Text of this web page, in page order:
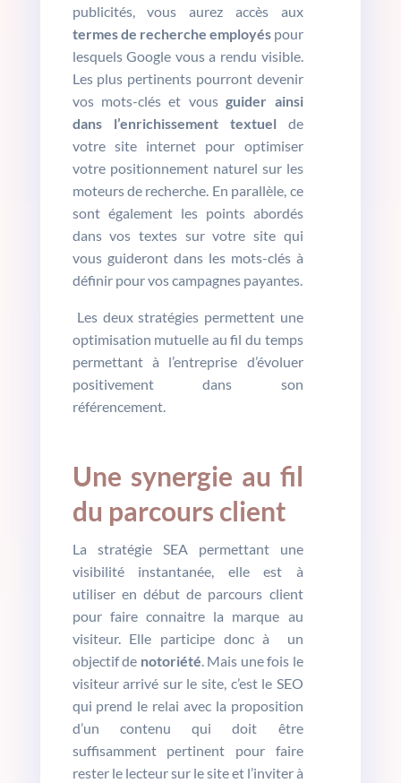
publicités, vous aurez accès aux
termes de recherche employéspour
lesquels Google vous a rendu visible.
Les plus pertinents pourront devenir
vos mots-clés et vousguider ainsi
dans l’enrichissement textuel de
votre site internet pour optimiser
votre positionnement naturel sur les
moteurs de recherche. En parallèle, ce
sont également les points abordés
dans vos textes sur votre site qui
vous guideront dans les mots-clés à
définir pour vos campagnes payantes.
Les deux stratégies permettent une
optimisation mutuelle au fil du temps
permettant à l’entreprise d’évoluer
positivement dans son
référencement.
Une synergie au fil
du parcours client
La stratégie SEA permettant une
visibilité instantanée, elle est à
utiliser en début de parcours client
pour faire connaitre la marque au
visiteur. Elle participe donc à un
objectif de notoriété. Mais une fois le
visiteur arrivé sur le site, c’est le SEO
qui prend le relai avec la proposition
d’un contenu qui doit être
suffisamment pertinent pour faire
rester le lecteur sur le site et l’inviter à